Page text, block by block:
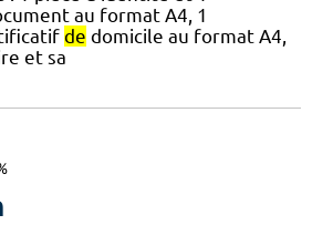
au format A4, 1
de domicile au format A4,
et sa